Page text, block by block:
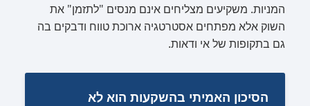
המניות. משקיעים מצליחים אינם מנסים "לתזמן" את
השוק אלא מפתחים אסטרטגיה ארוכת טווח ודבקים בה
גם בתקופות של אי ודאות.
הסיכון האמיתי בהשקעות הוא לא